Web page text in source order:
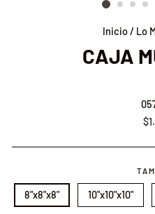
Inicio / Lo
CAJA
8"x8"x8" 10"x10"x10"